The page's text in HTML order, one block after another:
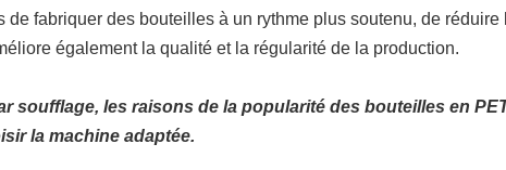
fabriquer des bouteilles à un rythme plus soutenu, de réduire
également la qualité et la régularité de la production.
soufflage, les raisons de la popularité des bouteilles en
la machine adaptée.